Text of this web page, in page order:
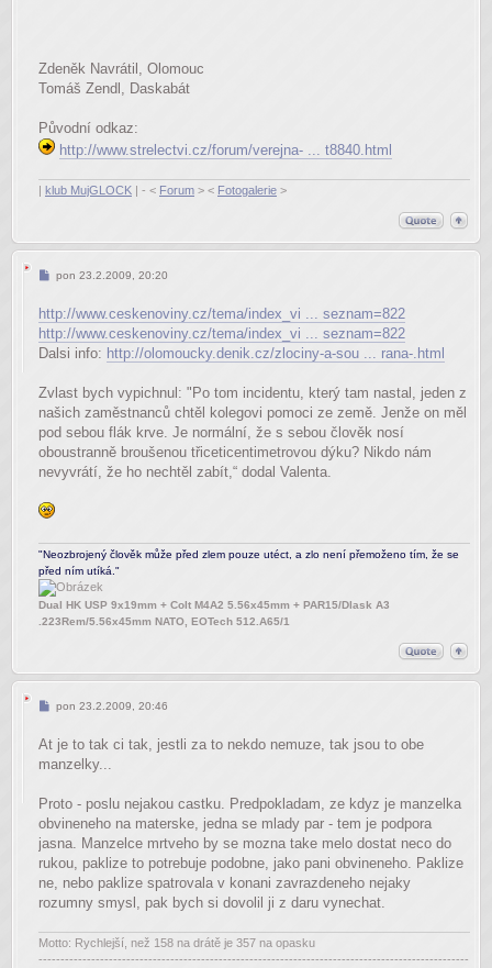
Zdeněk Navrátil, Olomouc
Tomáš Zendl, Daskabát
Původní odkaz:
http://www.strelectvi.cz/forum/verejna- ... t8840.html
| klub MujGLOCK | - < Forum > < Fotogalerie >
Příspěvek
pon 23.2.2009, 20:20
http://www.ceskenoviny.cz/tema/index_vi ... seznam=822
http://www.ceskenoviny.cz/tema/index_vi ... seznam=822
Dalsi info: http://olomoucky.denik.cz/zlociny-a-sou ... rana-.html
Zvlast bych vypichnul: "Po tom incidentu, který tam nastal, jeden z
našich zaměstnanců chtěl kolegovi pomoci ze země. Jenže on měl
pod sebou flák krve. Je normální, že s sebou člověk nosí
oboustranně broušenou třiceticentimetrovou dýku? Nikdo nám
nevyvrátí, že ho nechtěl zabít,“ dodal Valenta.
"Neozbrojený člověk může před zlem pouze utéct, a zlo není přemoženo tím, že se
před ním utíká."
Dual HK USP 9x19mm + Colt M4A2 5.56x45mm + PAR15/Dlask A3
.223Rem/5.56x45mm NATO, EOTech 512.A65/1
Příspěvek
pon 23.2.2009, 20:46
At je to tak ci tak, jestli za to nekdo nemuze, tak jsou to obe
manzelky...
Proto - poslu nejakou castku. Predpokladam, ze kdyz je manzelka
obvineneho na materske, jedna se mlady par - tem je podpora
jasna. Manzelce mrtveho by se mozna take melo dostat neco do
rukou, paklize to potrebuje podobne, jako pani obvineneho. Paklize
ne, nebo paklize spatrovala v konani zavrazdeneho nejaky
rozumny smysl, pak bych si dovolil ji z daru vynechat.
Motto: Rychlejší, než 158 na drátě je 357 na opasku
--------------------------------------------------------------------------------------------------